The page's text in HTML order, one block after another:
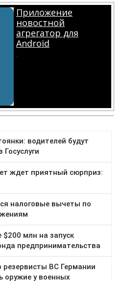
Приложение
новостной
агрегатор для
Android
.